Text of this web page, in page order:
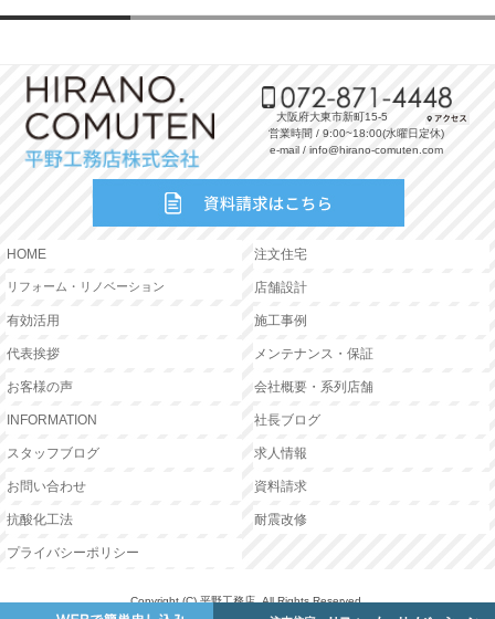
大阪府大東市新町15-5
営業時間 / 9:00~18:00(水曜日定休)
e-mail / info@hirano-comuten.com
HOME 注文住宅
リフォーム・リノベーション 店舗設計
有効活用 施工事例
代表挨拶 メンテナンス・保証
お客様の声 会社概要・系列店舗
INFORMATION 社長ブログ
スタッフブログ 求人情報
お問い合わせ 資料請求
抗酸化工法 耐震改修
プライバシーポリシー
Copyright (C) 平野工務店. All Rights Reserved.